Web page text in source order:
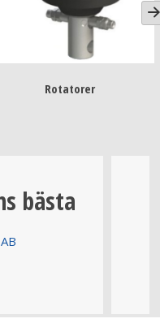
Rotatorer
bästa